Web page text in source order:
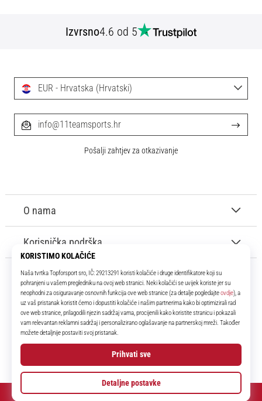
Izvrsno4.6 od 5
11teamsports.hr
Tvoj smo pouzdani suigrač već više od 16 godina! Cijelo to vrijeme
donosimo ti najbolje i najnovije proizvode iz svijeta nogometa.
Facebook
Instagram
O nama
Korisnička podrška
EUR - Hrvatska (Hrvatski)
info@11teamsports.hr
Pošalji zahtjev za otkazivanje